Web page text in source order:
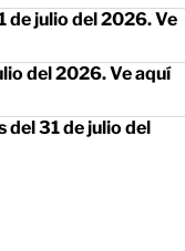
de julio del 2026. Ve
del 2026. Ve aquí
31 de julio del